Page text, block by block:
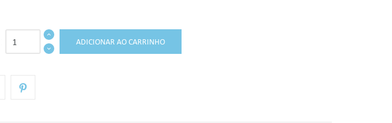
ADICIONAR AO CARRINHO